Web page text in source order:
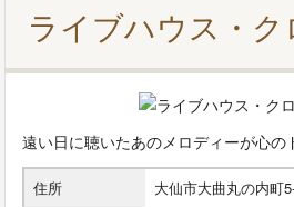
ライブハウス・ク
遠い日に聴いたあのメロディーが心の
住所
大仙市大曲丸の内町